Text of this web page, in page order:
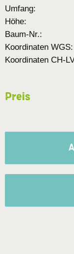
Umfang:
Höhe:
Baum-Nr.:
Koordinaten WGS:
Koordinaten CH-
Preis